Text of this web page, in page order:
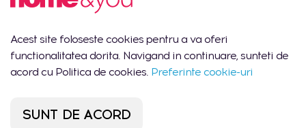
Cantitate totala
Shopping MallDova
- Chișinău, str.
Arborilor 21
Lun-Dum:
10:00 -
22:00
1 buc.
Chișinău, str. Mihail
Sadoveanu 42/6
Acest site foloseste cookies pentru a va oferi
functionalitatea dorita. Navigand in continuare, sunteti de
acord cu Politica de cookies. Preferinte cookie-uri
SUNT DE ACORD